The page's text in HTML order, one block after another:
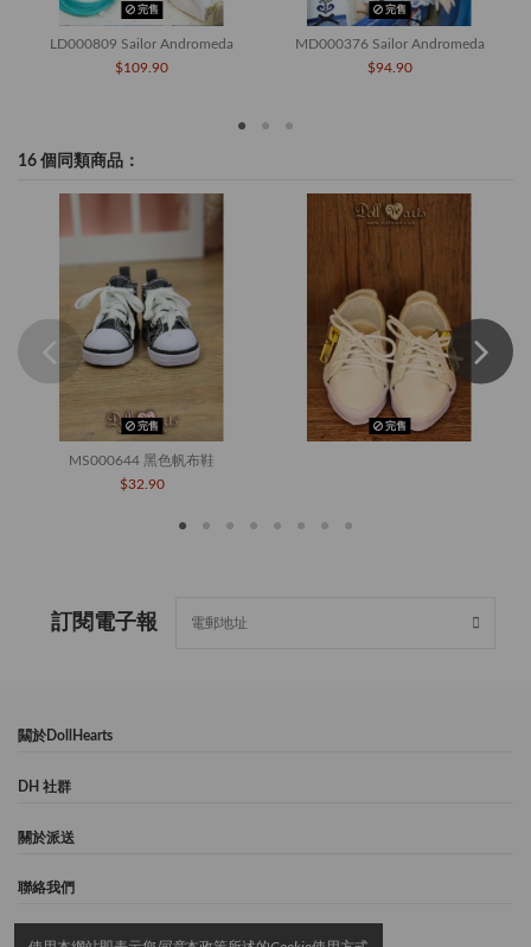
完售
LD000809 Sailor Andromeda
$109.90
完售
MD000376 Sailor Andromeda
$94.90
16 個同類商品：
完售
MS000644 黑色帆布鞋
$32.90
完售
訂閱電子報
闗於DollHearts
DH 社群
關於派送
聯絡我們